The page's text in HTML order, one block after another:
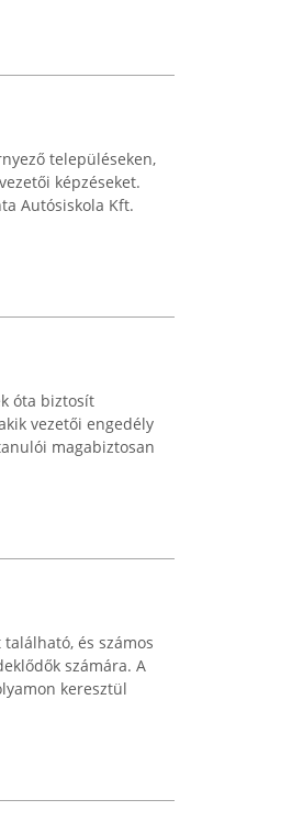
településeken,
képzéseket.
Autósiskola Kft.
óta biztosít
vezetői engedély
magabiztosan
és számos
számára. A
keresztül